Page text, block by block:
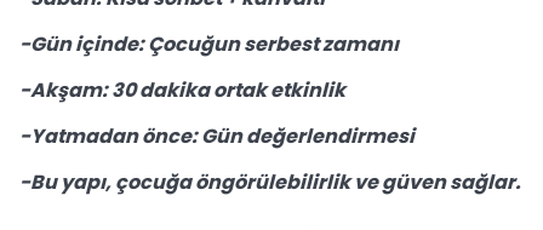
-Gün içinde: Çocuğun serbest zamanı
-Akşam: 30 dakika ortak etkinlik
-Yatmadan önce: Gün değerlendirmesi
-Bu yapı, çocuğa öngörülebilirlik ve güven sağlar.